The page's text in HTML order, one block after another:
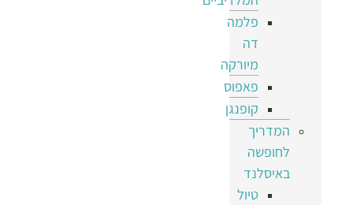
פלמה
דה
מיורקה
פאפוס
קופנגן
המדריך
לחופשה
באיסלנד
טיול